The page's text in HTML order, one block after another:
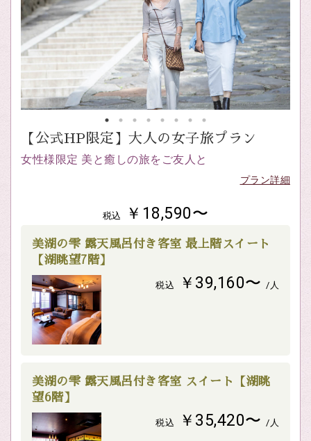
【公式HP限定】大人の女子旅プラン
女性様限定 美と癒しの旅をご友人と
プラン詳細
税込 ￥18,590〜
美湖の雫 露天風呂付き客室 最上階スイート
【湖眺望7階】
税込 ￥39,160〜 /人
美湖の雫 露天風呂付き客室 スイート【湖眺
望6階】
税込 ￥35,420〜 /人